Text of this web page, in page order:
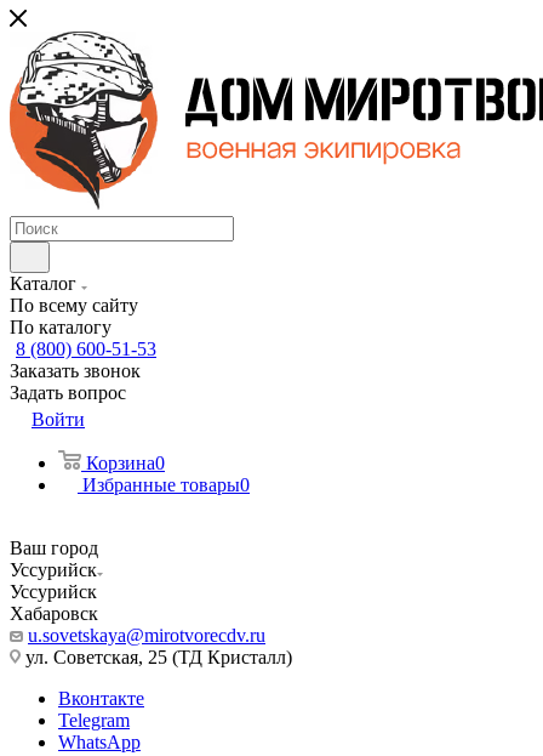
Каталог
По всему сайту
По каталогу
8 (800) 600-51-53
Заказать звонок
Задать вопрос
Войти
Корзина0
Избранные товары0
Ваш город
Уссурийск
Уссурийск
Хабаровск
u.sovetskaya@mirotvorecdv.ru
ул. Советская, 25 (ТД Кристалл)
Вконтакте
Telegram
WhatsApp